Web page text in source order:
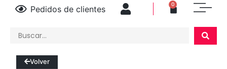
Pedidos de clientes 0
Volver